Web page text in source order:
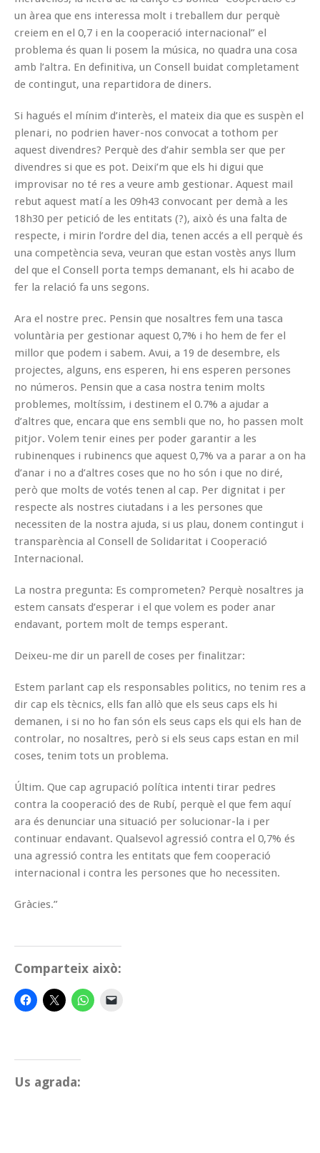
un àrea que ens interessa molt i treballem dur perquè
creiem en el 0,7 i en la cooperació internacional” el
problema és quan li posem la música, no quadra una cosa
amb l’altra. En definitiva, un Consell buidat completament
de contingut, una repartidora de diners.
Si hagués el mínim d’interès, el mateix dia que es suspèn el
plenari, no podrien haver-nos convocat a tothom per
aquest divendres? Perquè des d’ahir sembla ser que per
divendres si que es pot. Deixi’m que els hi digui que
improvisar no té res a veure amb gestionar. Aquest mail
rebut aquest matí a les 09h43 convocant per demà a les
18h30 per petició de les entitats (?), això és una falta de
respecte, i mirin l’ordre del dia, tenen accés a ell perquè és
una competència seva, veuran que estan vostès anys llum
del que el Consell porta temps demanant, els hi acabo de
fer la relació fa uns segons.
Ara el nostre prec. Pensin que nosaltres fem una tasca
voluntària per gestionar aquest 0,7% i ho hem de fer el
millor que podem i sabem. Avui, a 19 de desembre, els
projectes, alguns, ens esperen, hi ens esperen persones
no números. Pensin que a casa nostra tenim molts
problemes, moltíssim, i destinem el 0.7% a ajudar a
d’altres que, encara que ens sembli que no, ho passen molt
pitjor. Volem tenir eines per poder garantir a les
rubinenques i rubinencs que aquest 0,7% va a parar a on ha
d’anar i no a d’altres coses que no ho són i que no diré,
però que molts de votés tenen al cap. Per dignitat i per
respecte als nostres ciutadans i a les persones que
necessiten de la nostra ajuda, si us plau, donem contingut i
transparència al Consell de Solidaritat i Cooperació
Internacional.
La nostra pregunta: Es comprometen? Perquè nosaltres ja
estem cansats d’esperar i el que volem es poder anar
endavant, portem molt de temps esperant.
Deixeu-me dir un parell de coses per finalitzar:
Estem parlant cap els responsables politics, no tenim res a
dir cap els tècnics, ells fan allò que els seus caps els hi
demanen, i si no ho fan són els seus caps els qui els han de
controlar, no nosaltres, però si els seus caps estan en mil
coses, tenim tots un problema.
Últim. Que cap agrupació política intenti tirar pedres
contra la cooperació des de Rubí, perquè el que fem aquí
ara és denunciar una situació per solucionar-la i per
continuar endavant. Qualsevol agressió contra el 0,7% és
una agressió contra les entitats que fem cooperació
internacional i contra les persones que ho necessiten.
Gràcies.”
Comparteix això:
Us agrada: